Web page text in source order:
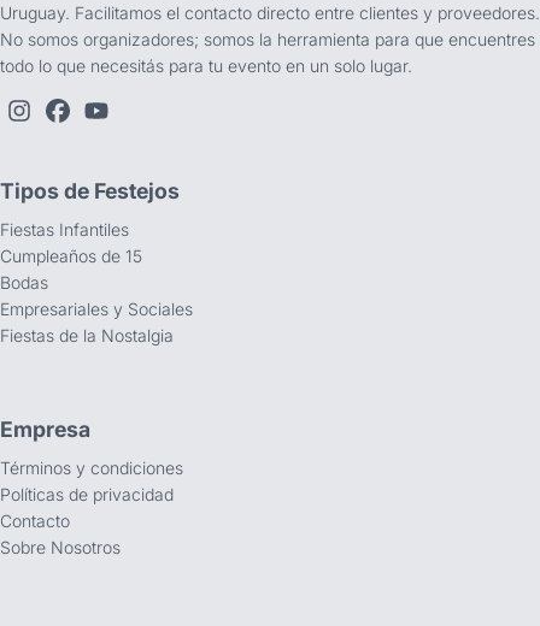
Uruguay. Facilitamos el contacto directo entre clientes y proveedores.
No somos organizadores; somos la herramienta para que encuentres
todo lo que necesitás para tu evento en un solo lugar.
Tipos de Festejos
Fiestas Infantiles
Cumpleaños de 15
Bodas
Empresariales y Sociales
Fiestas de la Nostalgia
Empresa
Términos y condiciones
Políticas de privacidad
Contacto
Sobre Nosotros